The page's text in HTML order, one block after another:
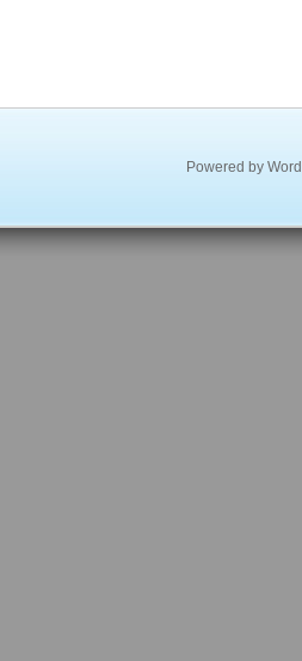
Powered by